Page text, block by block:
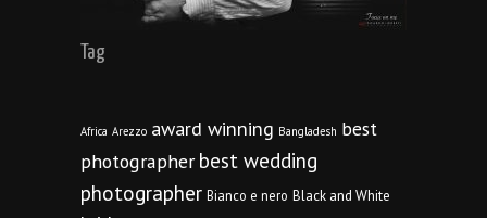
Tag
Africa Arezzo award winning Bangladesh best
photographer best wedding
photographer Bianco e nero Black and White